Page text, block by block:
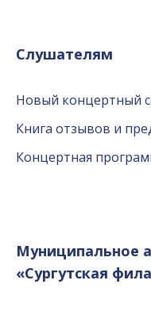
Слушателям
Новый концертный
Книга отзывов и
Концертная
Муниципальное
«Сургутская